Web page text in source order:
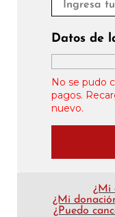
Datos de
No se pudo
pagos.
nuevo.
¿Mi
¿Mi
¿Puedo